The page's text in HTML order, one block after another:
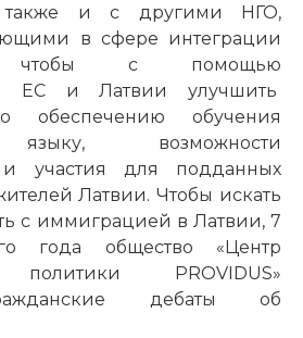
также и с другими НГО,
в сфере интеграции
чтобы с помощью
ЕС и Латвии улучшить
обеспечению обучения
возможности
и участия для подданных
Латвии. Чтобы искать
с иммиграцией в Латвии, 7
года общество «Центр
политики PROVIDUS»
дебаты об